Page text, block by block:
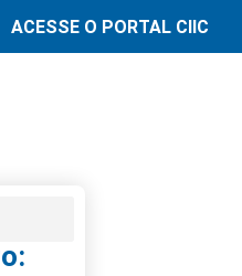
ACESSE O PORTAL CIIC